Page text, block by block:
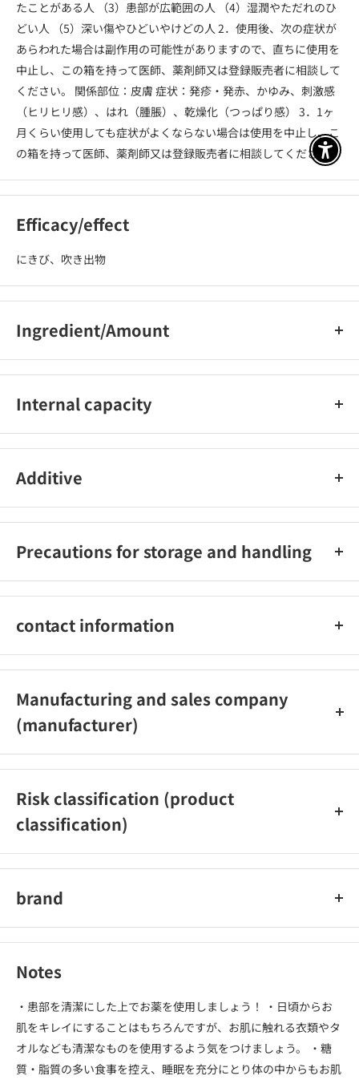
たことがある人 （3）患部が広範囲の人 （4）湿潤やただれのひ
どい人 （5）深い傷やひどいやけどの人 2．使用後、次の症状が
あらわれた場合は副作用の可能性がありますので、直ちに使用を
中止し、この箱を持って医師、薬剤師又は登録販売者に相談して
ください。 関係部位：皮膚 症状：発疹・発赤、かゆみ、刺激感
（ヒリヒリ感）、はれ（腫脹）、乾燥化（つっぱり感） 3．1ヶ
月くらい使用しても症状がよくならない場合は使用を中止し、こ
の箱を持って医師、薬剤師又は登録販売者に相談してください。
Efficacy/effect
にきび、吹き出物
Ingredient/Amount
（1g中） イブプロフェンピコノール30mg、イソプロピルメチ
Internal capacity
16g
Additive
ラウリン酸マクロゴール、チオ硫酸Ｎａ水和物、エデト酸Ｎａ水
ルアミン、オクチルドデカノール、香料
Precautions for storage and handling
※こちらの商品は、使用期限が【8ヶ月】以上ある商品を販売さ
栓して保管してください。
contact information
株式会社資生堂 お客さま窓口電話番号 0120-81-4710 受付時
Manufacturing and sales company
(manufacturer)
株式会社資生堂
Risk classification (product
classification)
【第2類医薬品】
brand
イハダ
Notes
・患部を清潔にした上でお薬を使用しましょう！ ・日頃からお
肌をキレイにすることはもちろんですが、お肌に触れる衣類やタ
オルなども清潔なものを使用するよう気をつけましょう。 ・糖
質・脂質の多い食事を控え、睡眠を充分にとり体の中からもお肌
アク